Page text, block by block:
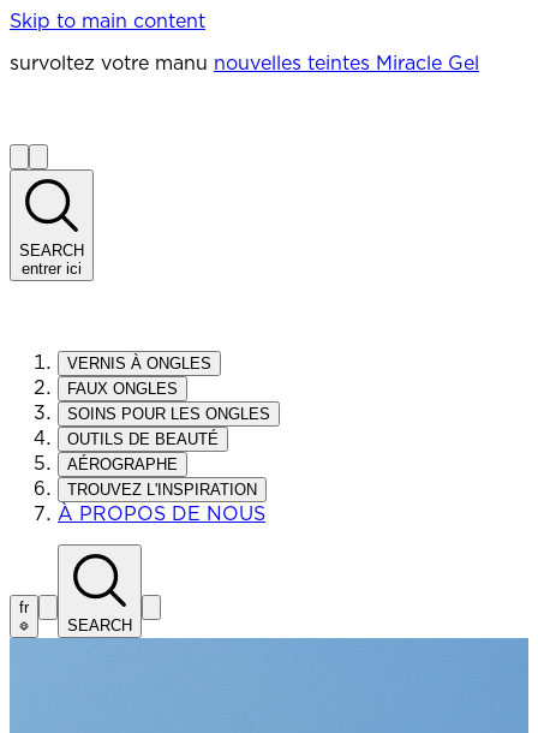
Skip to main content
survoltez votre manu nouvelles teintes Miracle Gel
SEARCH
entrer ici
VERNIS À ONGLES
FAUX ONGLES
SOINS POUR LES ONGLES
OUTILS DE BEAUTÉ
AÉROGRAPHE
TROUVEZ L'INSPIRATION
À PROPOS DE NOUS
fr
SEARCH